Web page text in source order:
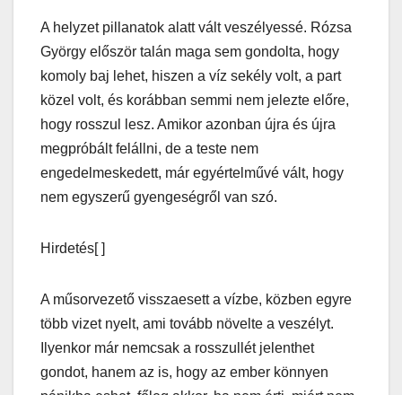
A helyzet pillanatok alatt vált veszélyessé. Rózsa
György először talán maga sem gondolta, hogy
komoly baj lehet, hiszen a víz sekély volt, a part
közel volt, és korábban semmi nem jelezte előre,
hogy rosszul lesz. Amikor azonban újra és újra
megpróbált felállni, de a teste nem
engedelmeskedett, már egyértelművé vált, hogy
nem egyszerű gyengeségről van szó.
Hirdetés[ ]
A műsorvezető visszaesett a vízbe, közben egyre
több vizet nyelt, ami tovább növelte a veszélyt.
Ilyenkor már nemcsak a rosszullét jelenthet
gondot, hanem az is, hogy az ember könnyen